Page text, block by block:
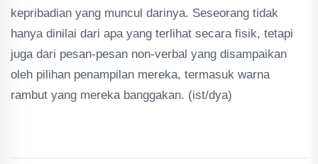
kepribadian yang muncul darinya. Seseorang tidak
hanya dinilai dari apa yang terlihat secara fisik, tetapi
juga dari pesan-pesan non-verbal yang disampaikan
oleh pilihan penampilan mereka, termasuk warna
rambut yang mereka banggakan. (ist/dya)